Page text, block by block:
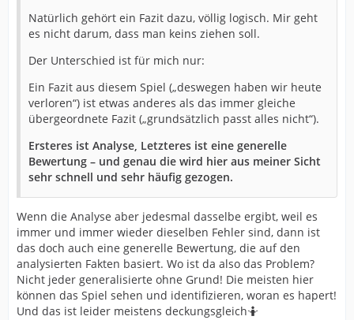
Natürlich gehört ein Fazit dazu, völlig logisch. Mir geht
es nicht darum, dass man keins ziehen soll.
Der Unterschied ist für mich nur:
Ein Fazit aus diesem Spiel („deswegen haben wir heute
verloren“) ist etwas anderes als das immer gleiche
übergeordnete Fazit („grundsätzlich passt alles nicht“).
Ersteres ist Analyse, Letzteres ist eine generelle
Bewertung – und genau die wird hier aus meiner Sicht
sehr schnell und sehr häufig gezogen.
Wenn die Analyse aber jedesmal dasselbe ergibt, weil es
immer und immer wieder dieselben Fehler sind, dann ist
das doch auch eine generelle Bewertung, die auf den
analysierten Fakten basiert. Wo ist da also das Problem?
Nicht jeder generalisierte ohne Grund! Die meisten hier
können das Spiel sehen und identifizieren, woran es hapert!
Und das ist leider meistens deckungsgleich🤷